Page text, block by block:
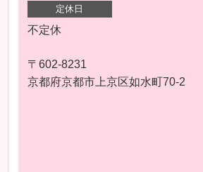
定休日
不定休
〒602-8231
京都府京都市上京区如水町70-2